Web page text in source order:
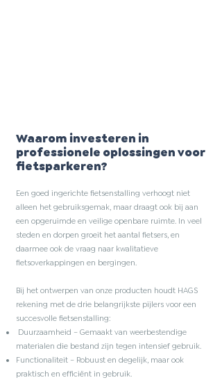
Waarom investeren in
professionele oplossingen voor
fietsparkeren?​
Een goed ingerichte fietsenstalling verhoogt niet
alleen het gebruiksgemak, maar draagt ook bij aan
een opgeruimde en veilige openbare ruimte. In veel
steden en dorpen groeit het aantal fietsers, en
daarmee ook de vraag naar kwalitatieve
fietsoverkappingen en bergingen.
Bij het ontwerpen van onze producten houdt HAGS
rekening met de drie belangrijkste pijlers voor een
succesvolle fietsenstalling:
Duurzaamheid – Gemaakt van weerbestendige
materialen die bestand zijn tegen intensief gebruik.
Functionaliteit – Robuust en degelijk, maar ook
praktisch en efficiënt in gebruik.